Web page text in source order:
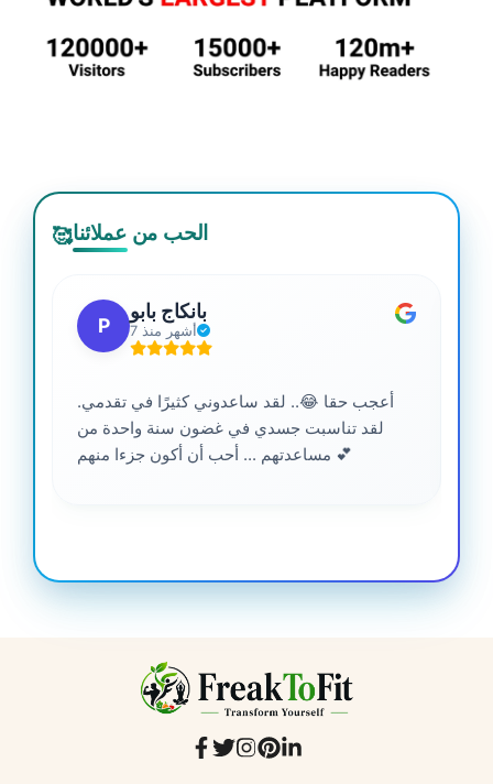
🥰الحب من عملائنا
P
بانكاج بابو
7 أشهر منذ
أعجب حقا 😂.. لقد ساعدوني كثيرًا في تقدمي.
لقد تناسبت جسدي في غضون سنة واحدة من
مساعدتهم ... أحب أن أكون جزءا منهم 💕